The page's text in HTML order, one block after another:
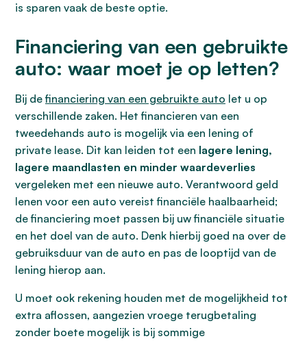
is sparen vaak de beste optie.
Financiering van een gebruikte
auto: waar moet je op letten?
Bij definanciering van een gebruikte auto let u op
verschillende zaken. Het financieren van een
tweedehands auto is mogelijk via een lening of
private lease. Dit kan leiden tot een lagere lening,
lagere maandlasten en minder waardeverlies
vergeleken met een nieuwe auto. Verantwoord geld
lenen voor een auto vereist financiële haalbaarheid;
de financiering moet passen bij uw financiële situatie
en het doel van de auto. Denk hierbij goed na over de
gebruiksduur van de auto en pas de looptijd van de
lening hierop aan.
U moet ook rekening houden met de mogelijkheid tot
extra aflossen, aangezien vroege terugbetaling
zonder boete mogelijk is bij sommige